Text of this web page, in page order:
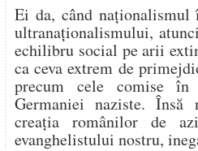
Ei da, când naţionalismul
ultranaţionalismului,
echilibru social pe arii
ca ceva extrem de
precum cele comise
Germaniei naziste. Însă
creaţia românilor de
evanghelistului nostru,